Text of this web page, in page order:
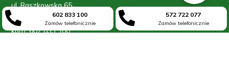
ul. Raszkowska 65
63-700 Krotoszyn
kom: 602 833 100
 602 833 100
Zamów telefonicznie  572 722 077
Zamów telefonicznie